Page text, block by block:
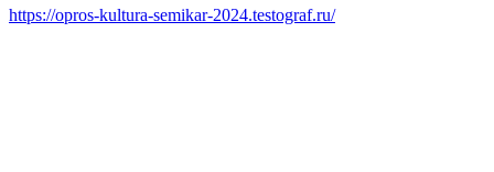
https://opros-kultura-semikar-2024.testograf.ru/